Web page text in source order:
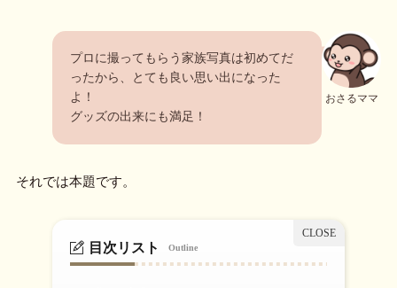
おさるママ
プロに撮ってもらう家族写真は初めてだ
ったから、とても良い思い出になった
よ！
グッズの出来にも満足！
それでは本題です。
目次リスト Outline